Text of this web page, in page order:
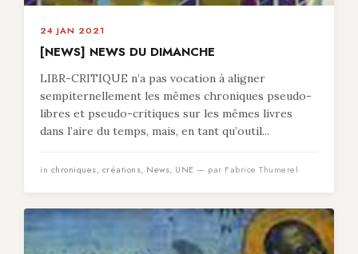
24 JAN 2021
[NEWS] NEWS DU DIMANCHE
LIBR-CRITIQUE n’a pas vocation à aligner
sempiternellement les mêmes chroniques pseudo-
libres et pseudo-critiques sur les mêmes livres
dans l’aire du temps, mais, en tant qu’outil...
in chroniques, créations, News, UNE — par Fabrice Thumerel